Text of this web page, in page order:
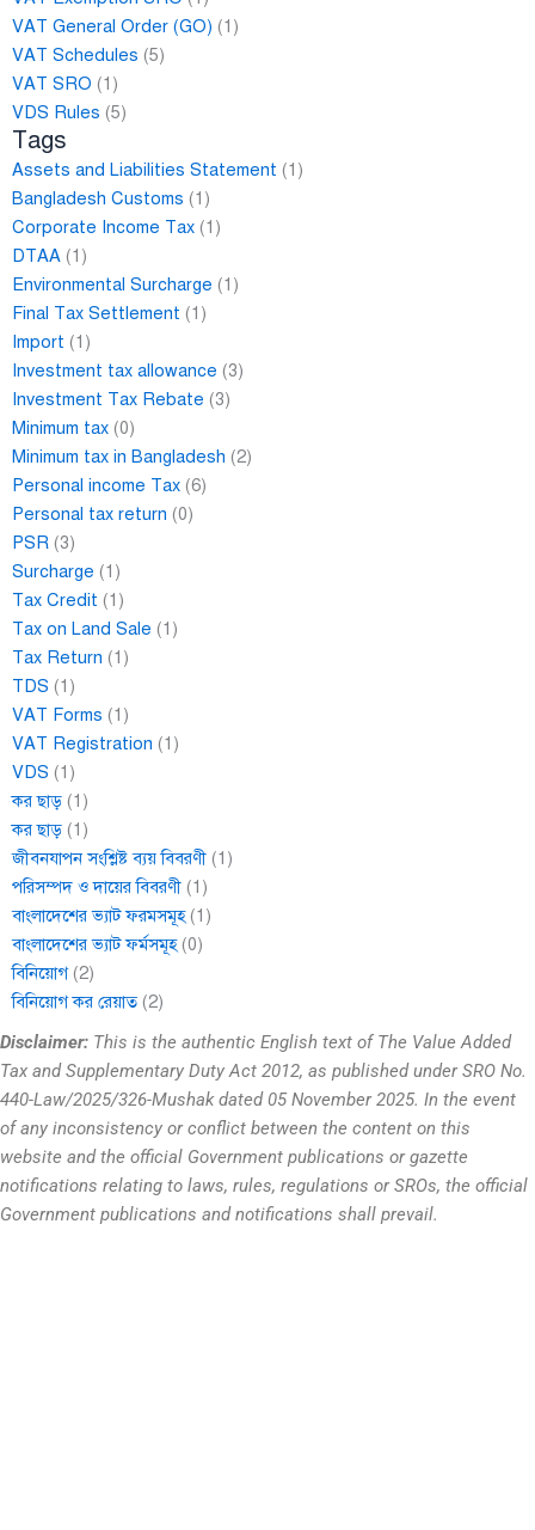
VAT General Order (GO) (1)
VAT Schedules (5)
VAT SRO (1)
VDS Rules (5)
Tags
Assets and Liabilities Statement (1)
Bangladesh Customs (1)
Corporate Income Tax (1)
DTAA (1)
Environmental Surcharge (1)
Final Tax Settlement (1)
Import (1)
Investment tax allowance (3)
Investment Tax Rebate (3)
Minimum tax (0)
Minimum tax in Bangladesh (2)
Personal income Tax (6)
Personal tax return (0)
PSR (3)
Surcharge (1)
Tax Credit (1)
Tax on Land Sale (1)
Tax Return (1)
TDS (1)
VAT Forms (1)
VAT Registration (1)
VDS (1)
কর ছাড় (1)
কর ছাড় (1)
জীবনযাপন সংশ্লিষ্ট ব্যয় বিবরণী (1)
পরিসম্পদ ও দায়ের বিবরণী (1)
বাংলাদেশের ভ্যাট ফরমসমূহ(1)
বাংলাদেশের ভ্যাট ফর্মসমূহ(0)
বিনিয়োগ(2)
বিনিয়োগ কর রেয়াত(2)
Disclaimer: This is the authentic English text of The Value Added
Tax and Supplementary Duty Act 2012, as published under SRO No.
440-Law/2025/326-Mushak dated 05 November 2025. In the event
of any inconsistency or conflict between the content on this
website and the official Government publications or gazette
notifications relating to laws, rules, regulations or SROs, the official
Government publications and notifications shall prevail.